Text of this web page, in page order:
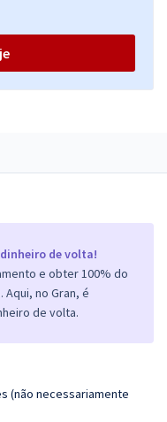
de volta!
e obter 100% do
no Gran, é
de volta.
(não necessariamente